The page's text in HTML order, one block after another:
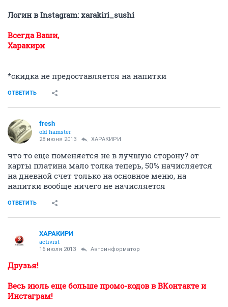
Логин в Instagram: xarakiri_sushi
Всегда Ваши,
Харакири
*скидка не предоставляется на напитки
ОТВЕТИТЬ
fresh
old hamster
28 июня 2013 ХАРАКИРИ
что то еще поменяется не в лучшую сторону? от
карты платина мало толка теперь, 50% начисляется
на дневной счет только на основное меню, на
напитки вообще ничего не начисляется
ОТВЕТИТЬ
ХАРАКИРИ
activist
16 июля 2013 Автоинформатор
Друзья!
Весь июль еще больше промо-кодов в ВКонтакте и
Инстаграм!